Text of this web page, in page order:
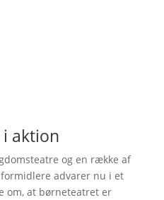
aktion
og en række af
advarer nu i et
at børneteatret er